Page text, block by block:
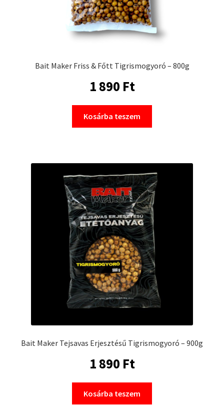
Bait Maker Friss & Főtt Tigrismogyoró – 800g
1 890 Ft
Kosárba teszem
Bait Maker Tejsavas Erjesztésű Tigrismogyoró – 900g
1 890 Ft
Kosárba teszem